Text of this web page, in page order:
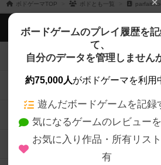
ボドゲーマTOP ボドとも一覧
ボードゲームのプレイ履歴を記
て、
自分のデータを管理しません
約75,000人がボドゲーマを利用
遊んだボードゲームを記録
気になるゲームのレビュー
お気に入り作品・所有リス
有
ボドゲーマTOP
ボードゲームを検索する
ボードゲームの新着レビュー
ボードゲーム会情報
メカニクス特集